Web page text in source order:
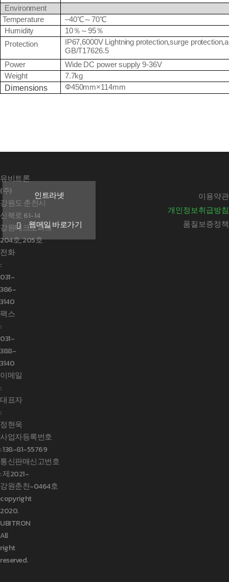
Environment
Temperature
–40℃～70℃
Humidity
10％～95％
Protection
IP67,6000V Lightning protection,surge
GB/T17626.5
Power
Wide DC power supply 9-36V
Weight
7.7kg
Dimensions Φ450mm×114mm
인트라넷
웹메일 바로가기
이용약관
개인정보취급방침
품질보증정책
유비트론
(주)
강원도 춘천시
신북로 61-14
강원테크노파크
204호, 205호
전화
:
031-
386-
3140
팩스
:
031-
388-
3140
이메일
:
대표자
:
정현욱
사업자등록번호
:138-81-55769
통신판매신고번호
: 제2021-
강원춘천-0464호
copyright
2020.
UBITRON
All
right
reserved.